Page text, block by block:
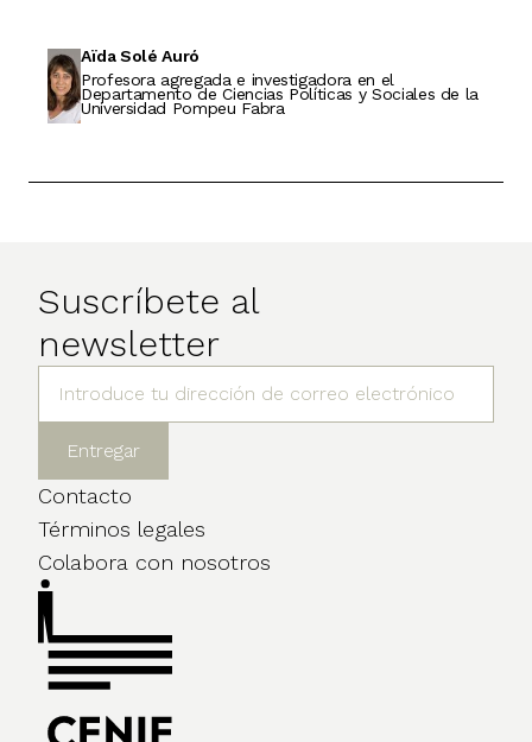
Aïda Solé Auró
Profesora agregada e investigadora en el
Departamento de Ciencias Políticas y Sociales de la
Universidad Pompeu Fabra
Suscríbete al
newsletter
Contacto
Términos legales
Colabora con nosotros